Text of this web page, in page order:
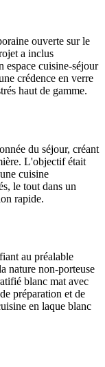
ouverte sur le
a inclus
espace cuisine-séjour
crédence en verre
haut de gamme.
du séjour, créant
L'objectif était
cuisine
le tout dans un
rapide.
au préalable
nature non-porteuse
blanc mat avec
préparation et de
en laque blanc